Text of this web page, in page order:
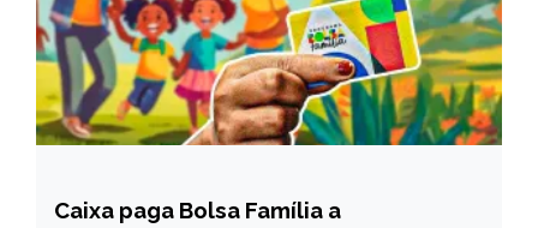
BRASIL
Caixa paga Bolsa Família a